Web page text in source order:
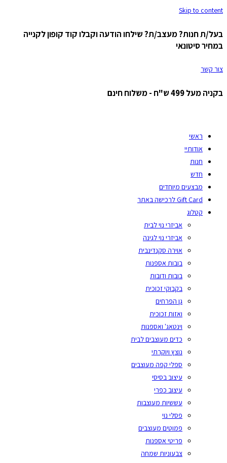
Skip to content
בעל/ת חנות? מעצב/ת? שילחו הודעה וקבלו קוד קופון לקנייה
במחיר סיטונאי
צור קשר
בקניה מעל 499 ש"ח - משלוח חינם
ראשי
אודותיי
חנות
חדש
מבצעים מיוחדים
Gift Card לרכישה באתר
קטלוג
אביזרי נוי לבית
אביזרי נוי לגינה
אוירה סקנדינבית
בובות אספנות
בובות ודובות
בקבוקי זכוכית
גן הפרחים
ואזות זכוכית
וינטאג' ואספנות
כדים מעוצבים לבית
נוצץ ויוקרתי
ספלי קפה מעוצבים
עיצוב בסיסי
עיצוב כפרי
עששיות מעוצבות
פסלי נוי
פמוטים מעוצבים
פריטי אספנות
צבעוניות שמחה